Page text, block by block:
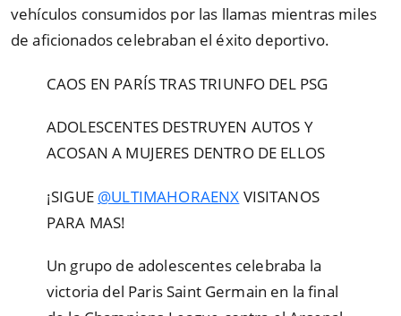
vehículos consumidos por las llamas mientras miles
de aficionados celebraban el éxito deportivo.
CAOS EN PARÍS TRAS TRIUNFO DEL PSG
ADOLESCENTES DESTRUYEN AUTOS Y
ACOSAN A MUJERES DENTRO DE ELLOS
¡SIGUE @ULTIMAHORAENX VISITANOS
PARA MAS!
Un grupo de adolescentes celebraba la
victoria del Paris Saint Germain en la final